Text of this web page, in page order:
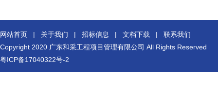
网站首页 | 关于我们 | 招标信息 | 文档下载 | 联系我们
Copyright 2020 广东和采工程项目管理有限公司 All Rights Reserved
粤ICP备17040322号-2